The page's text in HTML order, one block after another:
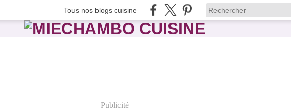
Tous nos blogs cuisine
Publicité